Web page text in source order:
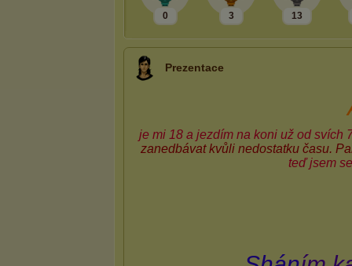
0 3 13
Prezentace